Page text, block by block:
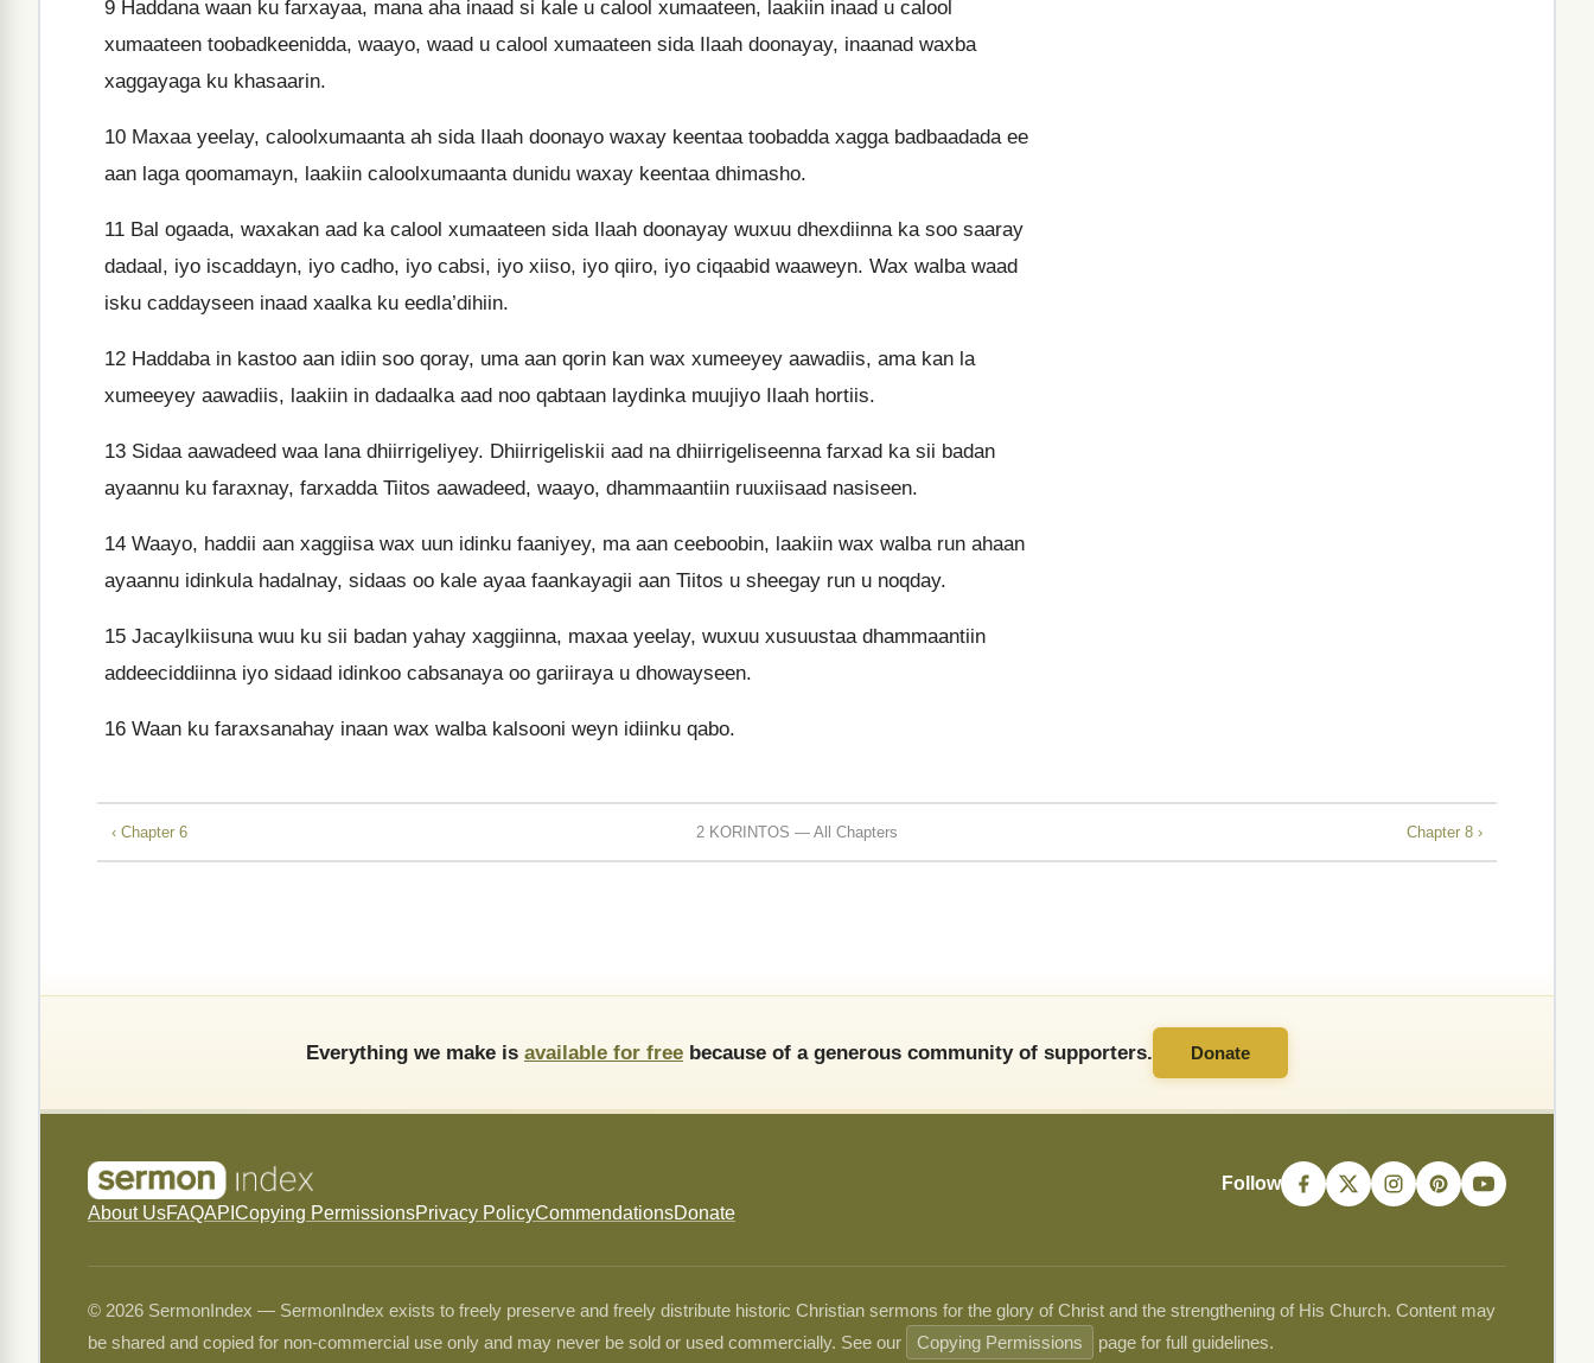
9 Haddana waan ku farxayaa, mana aha inaad si kale u calool xumaateen, laakiin inaad u calool
xumaateen toobadkeenidda, waayo, waad u calool xumaateen sida Ilaah doonayay, inaanad waxba
xaggayaga ku khasaarin.
10 Maxaa yeelay, caloolxumaanta ah sida Ilaah doonayo waxay keentaa toobadda xagga badbaadada ee
aan laga qoomamayn, laakiin caloolxumaanta dunidu waxay keentaa dhimasho.
11 Bal ogaada, waxakan aad ka calool xumaateen sida Ilaah doonayay wuxuu dhexdiinna ka soo saaray
dadaal, iyo iscaddayn, iyo cadho, iyo cabsi, iyo xiiso, iyo qiiro, iyo ciqaabid waaweyn. Wax walba waad
isku caddayseen inaad xaalka ku eedla’dihiin.
12 Haddaba in kastoo aan idiin soo qoray, uma aan qorin kan wax xumeeyey aawadiis, ama kan la
xumeeyey aawadiis, laakiin in dadaalka aad noo qabtaan laydinka muujiyo Ilaah hortiis.
13 Sidaa aawadeed waa lana dhiirrigeliyey. Dhiirrigeliskii aad na dhiirrigeliseenna farxad ka sii badan
ayaannu ku faraxnay, farxadda Tiitos aawadeed, waayo, dhammaantiin ruuxiisaad nasiseen.
14 Waayo, haddii aan xaggiisa wax uun idinku faaniyey, ma aan ceeboobin, laakiin wax walba run ahaan
ayaannu idinkula hadalnay, sidaas oo kale ayaa faankayagii aan Tiitos u sheegay run u noqday.
15 Jacaylkiisuna wuu ku sii badan yahay xaggiinna, maxaa yeelay, wuxuu xusuustaa dhammaantiin
addeeciddiinna iyo sidaad idinkoo cabsanaya oo gariiraya u dhowayseen.
16 Waan ku faraxsanahay inaan wax walba kalsooni weyn idiinku qabo.
‹ Chapter 6 2 KORINTOS — All Chapters Chapter 8 ›
Everything we make is available for free because of a generous community of supporters. Donate
About UsFAQAPI Copying PermissionsPrivacy PolicyCommendationsDonate
Follow
© 2026 SermonIndex — SermonIndex exists to freely preserve and freely distribute historic Christian sermons for the glory of Christ and the strengthening of His Church. Content may
be shared and copied for non-commercial use only and may never be sold or used commercially. See our
Copying Permissions page for full guidelines.